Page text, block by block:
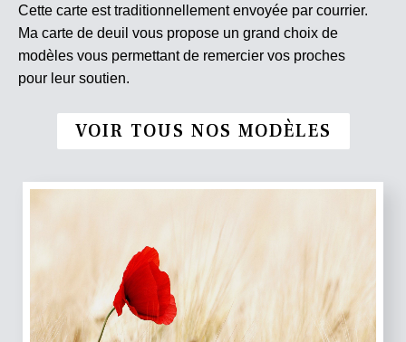
Cette carte est traditionnellement envoyée par courrier.
Ma carte de deuil vous propose un grand choix de
modèles vous permettant de remercier vos proches
pour leur soutien.
VOIR TOUS NOS MODÈLES